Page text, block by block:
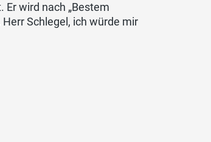
wird nach „Bestem
Schlegel, ich würde mir